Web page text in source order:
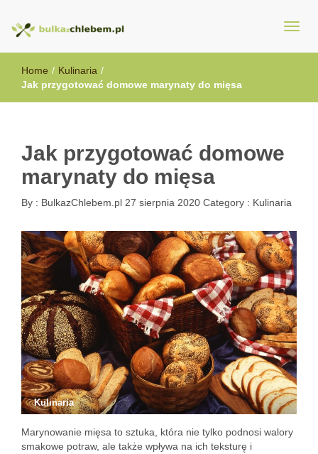
BulkazChlebem.pl
Home / Kulinaria /
Jak przygotować domowe marynaty do mięsa
Jak przygotować domowe
marynaty do mięsa
By : BulkazChlebem.pl 27 sierpnia 2020 Category : Kulinaria
Kulinaria
Marynowanie mięsa to sztuka, która nie tylko podnosi walory
smakowe potraw, ale także wpływa na ich teksturę i